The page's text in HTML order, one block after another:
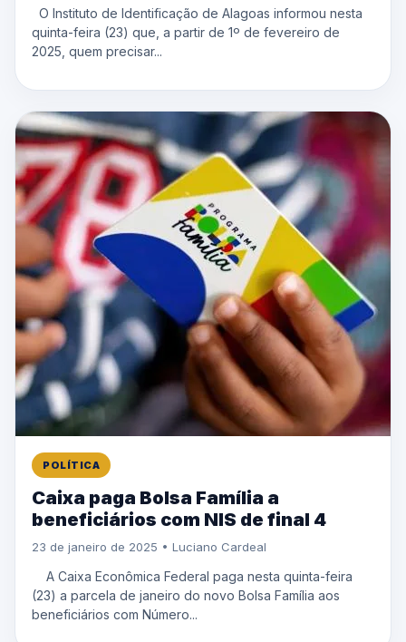
O Instituto de Identificação de Alagoas informou nesta
quinta-feira (23) que, a partir de 1º de fevereiro de
2025, quem precisar...
POLÍTICA
Caixa paga Bolsa Família a
beneficiários com NIS de final 4
23 de janeiro de 2025 • Luciano Cardeal
A Caixa Econômica Federal paga nesta quinta-feira
(23) a parcela de janeiro do novo Bolsa Família aos
beneficiários com Número...